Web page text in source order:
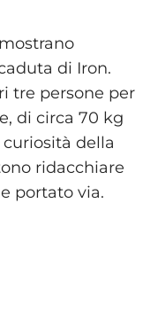
di Iron.
tre persone per
di circa 70 kg
della
ridacchiare
portato via.